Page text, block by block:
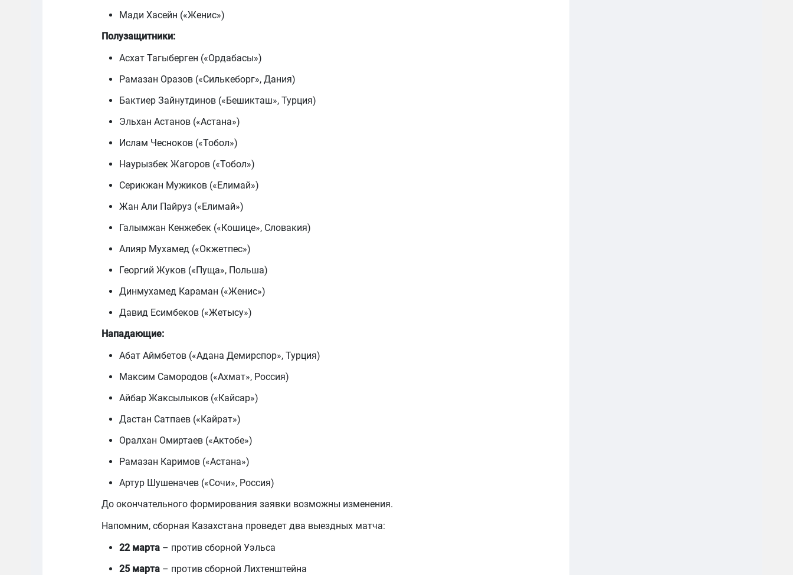
Мади Хасейн («Женис»)
Полузащитники:
Асхат Тагыберген («Ордабасы»)
Рамазан Оразов («Силькеборг», Дания)
Бактиер Зайнутдинов («Бешикташ», Турция)
Эльхан Астанов («Астана»)
Ислам Чесноков («Тобол»)
Наурызбек Жагоров («Тобол»)
Серикжан Мужиков («Елимай»)
Жан Али Пайруз («Елимай»)
Галымжан Кенжебек («Кошице», Словакия)
Алияр Мухамед («Окжетпес»)
Георгий Жуков («Пуща», Польша)
Динмухамед Караман («Женис»)
Давид Есимбеков («Жетысу»)
Нападающие:
Абат Аймбетов («Адана Демирспор», Турция)
Максим Самородов («Ахмат», Россия)
Айбар Жаксылыков («Кайсар»)
Дастан Сатпаев («Кайрат»)
Оралхан Омиртаев («Актобе»)
Рамазан Каримов («Астана»)
Артур Шушеначев («Сочи», Россия)
До окончательного формирования заявки возможны изменения.
Напомним, сборная Казахстана проведет два выездных матча:
22 марта – против сборной Уэльса
25 марта – против сборной Лихтенштейна